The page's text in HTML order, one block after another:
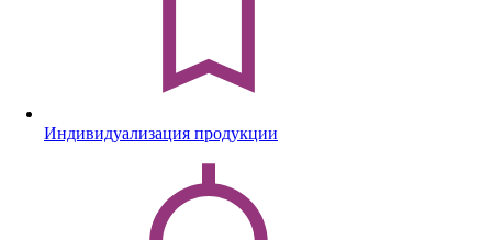
Индивидуализация продукции